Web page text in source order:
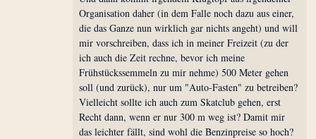
Organisation daher (in dem Falle noch dazu aus einer,
die das Ganze nun wirklich gar nichts angeht) und will
mir vorschreiben, dass ich in meiner Freizeit (zu der
ich auch die Zeit rechne, bevor ich meine
Frühstückssemmeln zu mir nehme) 500 Meter gehen
soll (und zurück), nur um "Auto-Fasten" zu betreiben?
Vielleicht sollte ich auch zum Skatclub gehen, erst
Recht dann, wenn er nur 300 m weg ist? Damit mir
das leichter fällt, sind wohl die Benzinpreise so hoch?